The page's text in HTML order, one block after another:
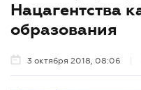
Нацагентства
образования
3 октября 2018, 08:06